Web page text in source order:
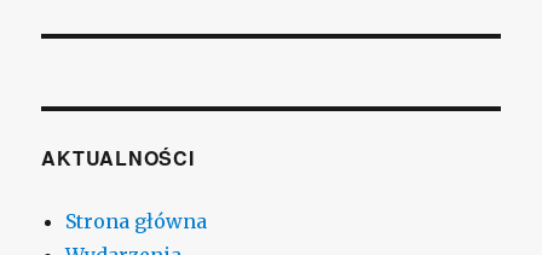
AKTUALNOŚCI
Strona główna